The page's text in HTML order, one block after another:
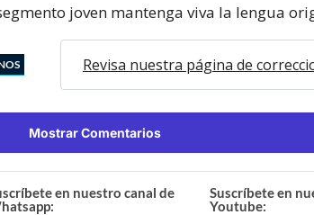
joven mantenga viva la lengua
Revisa nuestra página de
Mostrar Comentarios
en nuestro canal de
Suscríbete en
Youtube: